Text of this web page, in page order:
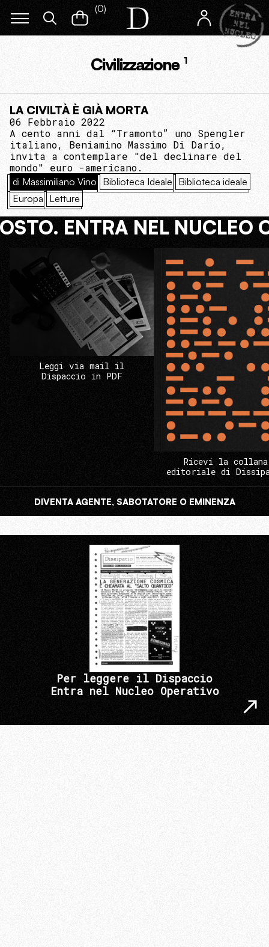
(0)
Civilizzazione 1
LA CIVILTÀ È GIÀ MORTA
06 Febbraio 2022
A cento anni dal “Tramonto” uno Spengler
italiano, Beniamino Massimo Di Dario,
invita a contemplare "del declinare del
mondo" euro -americano.
di Massimiliano Vino Biblioteca Ideale Biblioteca ideale
Europa Letture
ENTRA NEL NUCLEO
Leggi via mail il
Dispaccio in PDF
Ricevi la collana
editoriale di
DIVENTA AGENTE, SABOTATORE O EMINENZA
Per leggere il Dispaccio
Entra nel Nucleo Operativo